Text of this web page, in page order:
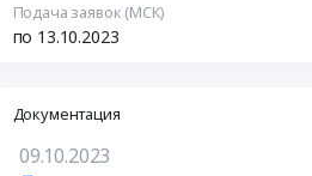
Подача заявок (МСК)
по 13.10.2023
Документация
09.10.2023